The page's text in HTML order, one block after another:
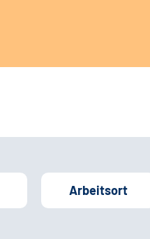
Arbeitsort